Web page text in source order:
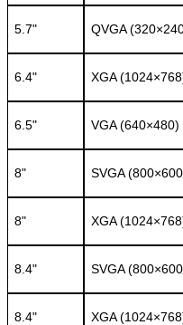
5.7" QVGA
6.4" XGA
6.5" VGA (640×480)
8" SVGA
8" XGA
8.4" SVGA
8.4" XGA